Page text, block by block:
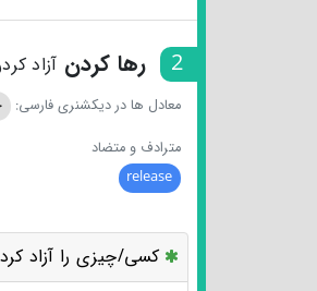
2 رها کردن آزاد
معادل ها در دیکشنری فارسی:
مترادف و متضاد
release
کسی/چیزی را آزاد